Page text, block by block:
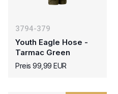
3794-379
Youth Eagle Hose -
Tarmac Green
Preis 99,99 EUR